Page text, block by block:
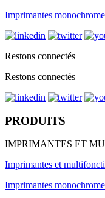
Imprimantes
Restons connectés
Restons connectés
PRODUITS
IMPRIMANTES ET
Imprimantes et
Imprimantes